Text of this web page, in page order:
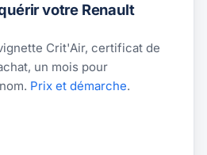
votre Renault
Crit'Air, certificat de
un mois pour
Prix et démarche.